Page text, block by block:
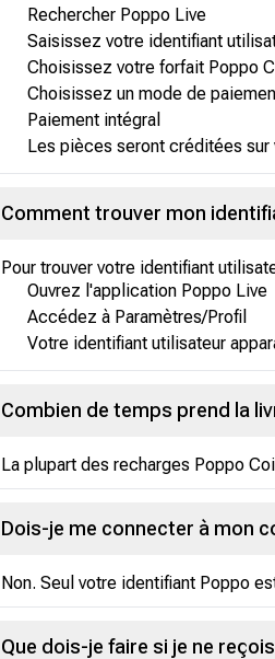
Rechercher Poppo Live
Saisissez votre identifiant
Choisissez votre forfait Poppo
Choisissez un mode de
Paiement intégral
Les pièces seront créditées sur
Comment trouver mon
Pour trouver votre identifiant
Ouvrez l'application Poppo Live
Accédez à Paramètres/Profil
Votre identifiant utilisateur
Combien de temps prend la
La plupart des recharges Poppo
Dois-je me connecter à mon
Non. Seul votre identifiant Poppo
Que dois-je faire si je ne